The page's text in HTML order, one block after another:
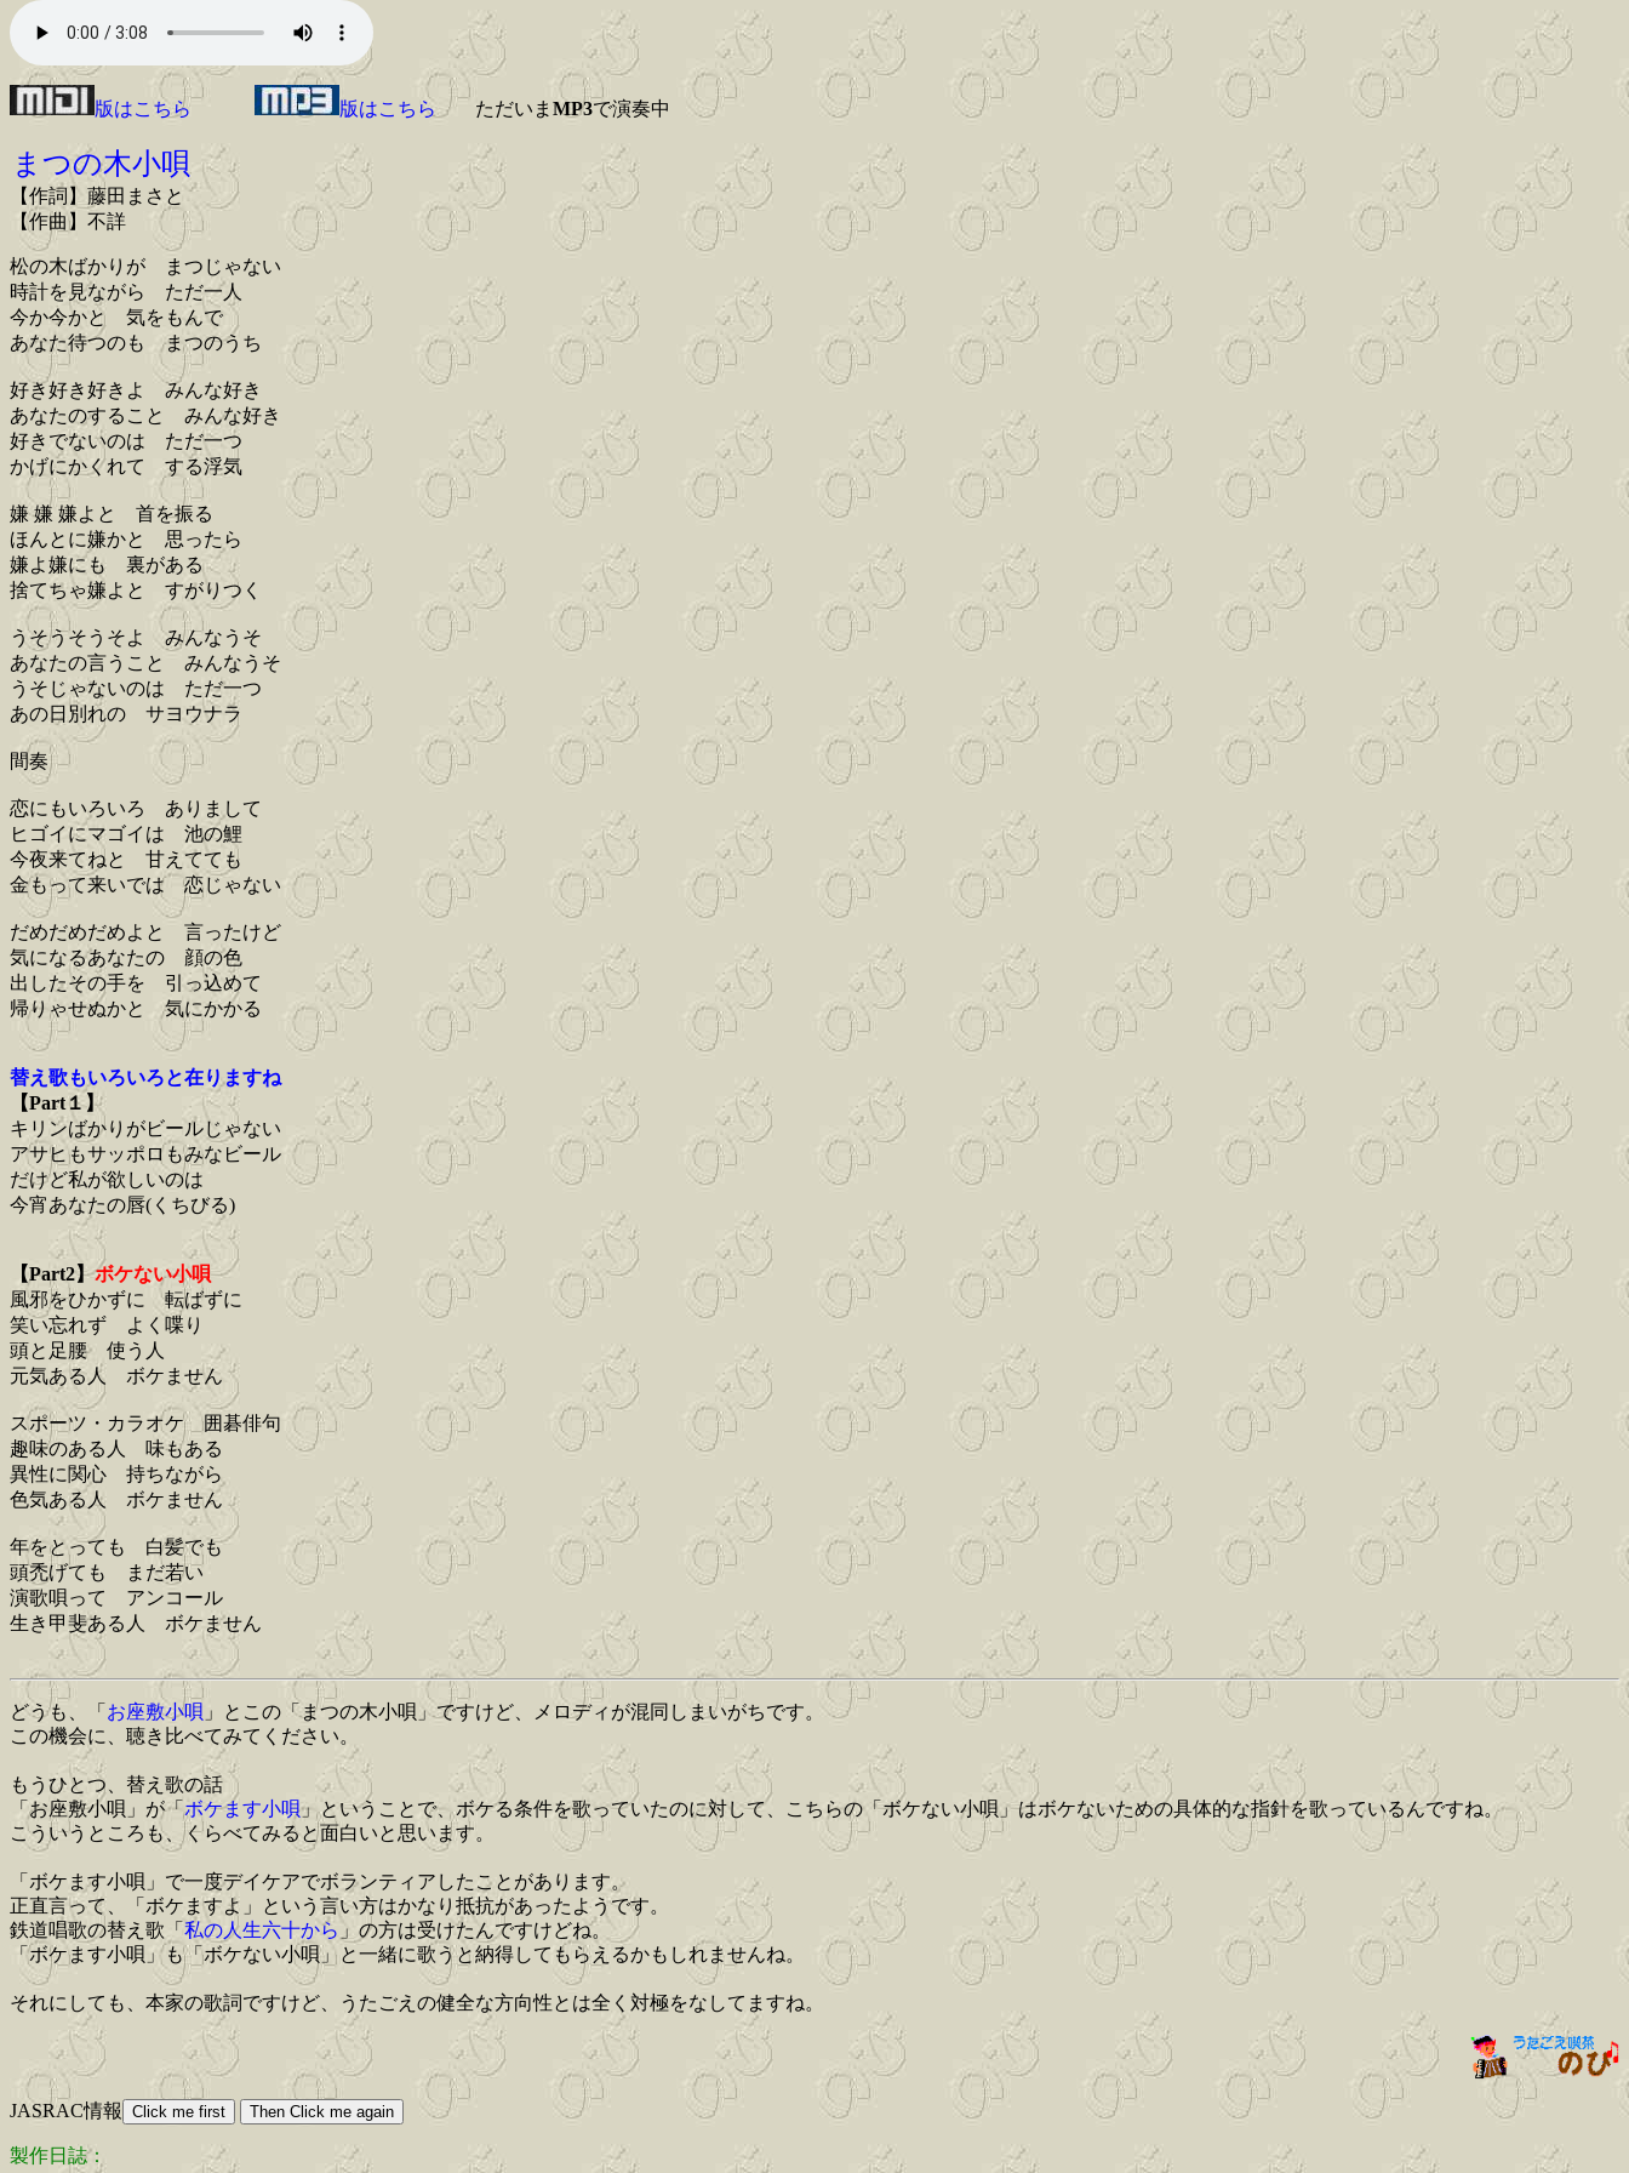
版はこちら 版はこちらただいま MP3で演奏中
まつの木小唄
【作詞】藤田まさと
【作曲】不詳
松の木ばかりが まつじゃない
時計を見ながら ただ一人
今か今かと 気をもんで
あなた待つのも まつのうち
好き好き好きよ みんな好き
あなたのすること みんな好き
好きでないのは ただ一つ
かげにかくれて する浮気
嫌 嫌 嫌よと 首を振る
ほんとに嫌かと 思ったら
嫌よ嫌にも 裏がある
捨てちゃ嫌よと すがりつく
うそうそうそよ みんなうそ
あなたの言うこと みんなうそ
うそじゃないのは ただ一つ
あの日別れの サヨウナラ
間奏
恋にもいろいろ ありまして
ヒゴイにマゴイは 池の鯉
今夜来てねと 甘えてても
金もって来いでは 恋じゃない
だめだめだめよと 言ったけど
気になるあなたの 顔の色
出したその手を 引っ込めて
帰りゃせぬかと 気にかかる
替え歌もいろいろと在りますね
【Part１】
キリンばかりがビールじゃない
アサヒもサッポロもみなビール
だけど私が欲しいのは
今宵あなたの唇(くちびる)
【Part2】ボケない小唄
風邪をひかずに 転ばずに
笑い忘れず よく喋り
頭と足腰 使う人
元気ある人 ボケません
スポーツ・カラオケ 囲碁俳句
趣味のある人 味もある
異性に関心 持ちながら
色気ある人 ボケません
年をとっても 白髪でも
頭禿げても まだ若い
演歌唄って アンコール
生き甲斐ある人 ボケません
どうも、「 お座敷小唄 」とこの「まつの木小唄」ですけど、メロディが混同しまいがちです。
この機会に、聴き比べてみてください。
もうひとつ、替え歌の話
「お座敷小唄」が「 ボケます小唄」ということで、ボケる条件を歌っていたのに対して、こちらの「ボケない小唄」はボケないための具体的な指針を歌っているんですね。
こういうところも、くらべてみると面白いと思います。
「ボケます小唄」で一度デイケアでボランティアしたことがあります。
正直言って、「ボケますよ」という言い方はかなり抵抗があったようです。
鉄道唱歌の替え歌「 私の人生六十から 」の方は受けたんですけどね。
「ボケます小唄」も「ボケない小唄」と一緒に歌うと納得してもらえるかもしれませんね。
それにしても、本家の歌詞ですけど、うたごえの健全な方向性とは全く対極をなしてますね。
JASRAC情報
製作日誌：